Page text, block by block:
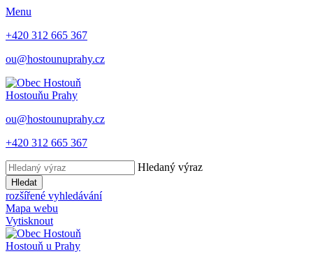
Menu
+420 312 665 367
ou@hostounuprahy.cz
Hostouňu Prahy
ou@hostounuprahy.cz
+420 312 665 367
Hledaný výraz
Hledat
rozšířené vyhledávání
Mapa webu
Vytisknout
Hostouň u Prahy